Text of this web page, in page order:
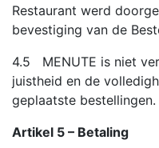
Restaurant werd
bevestiging van de
4.5 MENUTE is niet
juistheid en de
geplaatste bestellingen.
Artikel 5 – Betaling